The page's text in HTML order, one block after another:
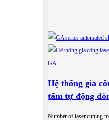
Hệ thống gia
tấm tự động
Number of laser cutting